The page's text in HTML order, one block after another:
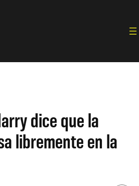
dice que la
libremente en la